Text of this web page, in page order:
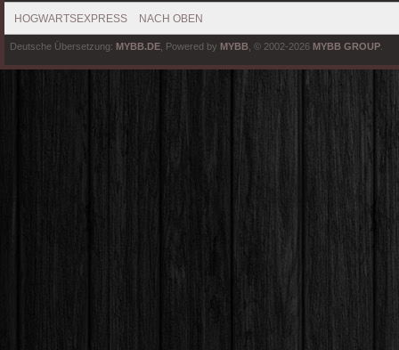
HOGWARTSEXPRESS NACH OBEN
Deutsche Übersetzung: MYBB.DE , Powered by MYBB , © 2002-2026 MYBB GROUP